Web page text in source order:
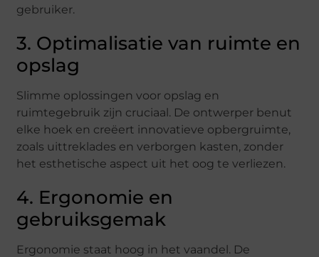
gebruiker.
3. Optimalisatie van ruimte en
opslag
Slimme oplossingen voor opslag en
ruimtegebruik zijn cruciaal. De ontwerper benut
elke hoek en creëert innovatieve opbergruimte,
zoals uittreklades en verborgen kasten, zonder
het esthetische aspect uit het oog te verliezen.
4. Ergonomie en
gebruiksgemak
Ergonomie staat hoog in het vaandel. De